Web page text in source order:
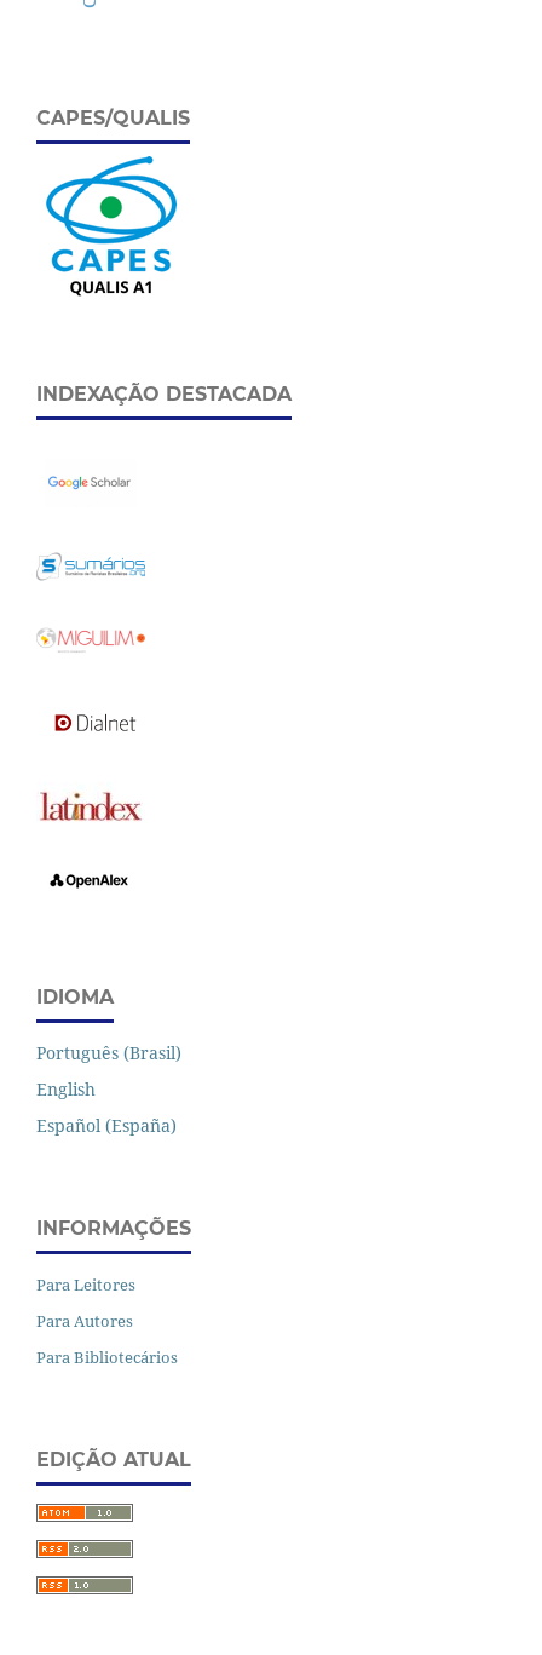
CAPES/QUALIS
INDEXAÇÃO DESTACADA
IDIOMA
Português (Brasil)
English
Español (España)
INFORMAÇÕES
Para Leitores
Para Autores
Para Bibliotecários
EDIÇÃO ATUAL